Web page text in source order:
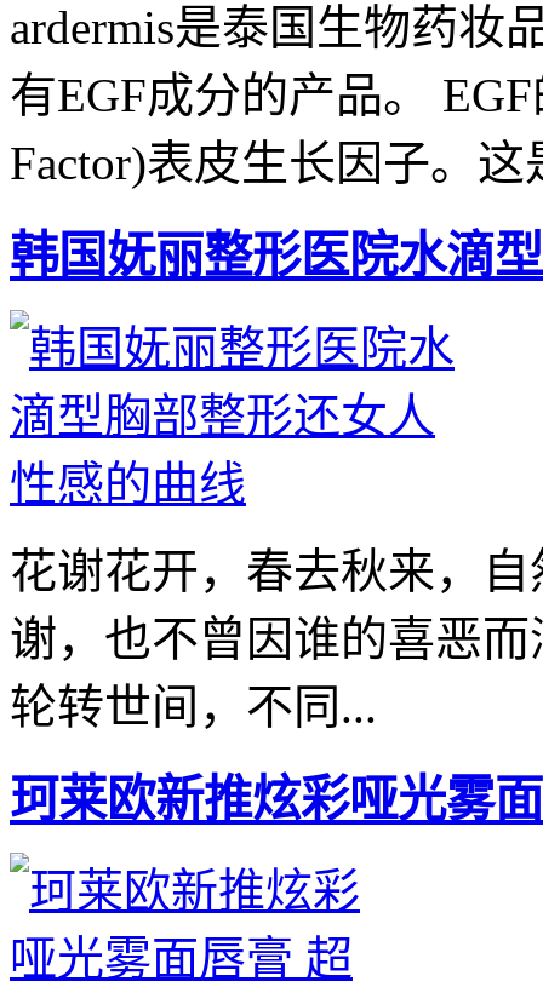
ardermis是泰国生物药妆
有EGF成分的产品。
Factor)表皮生长因子。这
韩国妩丽整形医院水滴
花谢花开，春去秋来，
谢，也不曾因谁的喜恶
轮转世间，不同...
珂莱欧新推炫彩哑光雾